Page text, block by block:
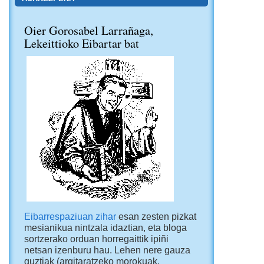
Oier Gorosabel Larrañaga,
Lekeittioko Eibartar bat
Eibarrespaziuan ziharesan zesten pizkat
mesianikua nintzala idaztian, eta bloga
sortzerako orduan horregaittik ipiñi
netsan izenburu hau. Lehen nere gauza
guztiak (argitaratzeko morokuak,